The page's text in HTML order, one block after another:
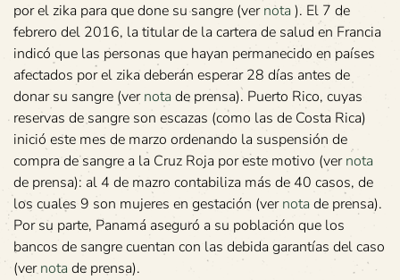
por el zika para que done su sangre (vernota ). El 7 de
febrero del 2016, la titular de la cartera de salud en Francia
indicó que las personas que hayan permanecido en países
afectados por el zika deberán esperar 28 días antes de
donar su sangre (vernota de prensa). Puerto Rico, cuyas
reservas de sangre son escazas (como las de Costa Rica)
inició este mes de marzo ordenando la suspensión de
compra de sangre a la Cruz Roja por este motivo (vernota
de prensa): al 4 de mazro contabiliza más de 40 casos, de
los cuales 9 son mujeres en gestación (vernota de prensa).
Por su parte, Panamá aseguró a su población que los
bancos de sangre cuentan con las debida garantías del caso
(vernota de prensa).